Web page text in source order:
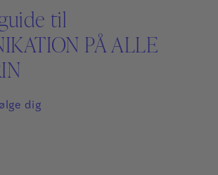
til
PÅ ALLE
dig